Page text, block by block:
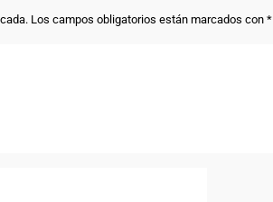
Los campos obligatorios están marcados con *